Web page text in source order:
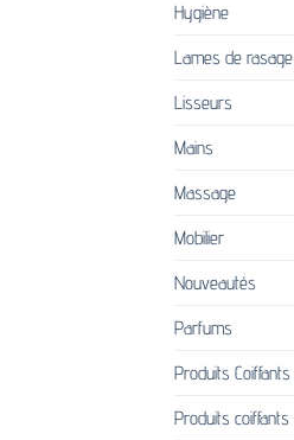
Hygiène
Lames de rasage
Lisseurs
Mains
Massage
Mobilier
Nouveautés
Parfums
Produits Coiffants
Produits coiffants